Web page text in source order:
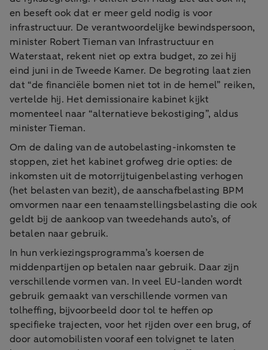
en beseft ook dat er meer geld nodig is voor
infrastructuur. De verantwoordelijke bewindspersoon,
minister Robert Tieman van Infrastructuur en
Waterstaat, rekent niet op extra budget, zo zei hij
eind juni in de Tweede Kamer. De begroting laat zien
dat “de financiële bomen niet tot in de hemel” reiken,
vertelde hij. Het demissionaire kabinet kijkt
momenteel naar “alternatieve bekostiging”, aldus
minister Tieman.
Om de daling van de autobelasting-inkomsten te
stoppen, ziet het kabinet grofweg drie opties: de
inkomsten uit de motorrijtuigenbelasting verhogen
(het belasten van bezit), de aanschafbelasting BPM
omvormen naar een tenaamstellingsbelasting die ook
geldt bij de aankoop van tweedehands auto’s, of
betalen naar gebruik.
In hun verkiezingsprogramma’s koersen de
middenpartijen op betalen naar gebruik. Daar zijn
verschillende vormen van. In veel EU-landen wordt
gebruik gemaakt van verschillende vormen van
tolheffing, bijvoorbeeld door tol te heffen op
specifieke trajecten, voor het rijden over een brug, of
door automobilisten vooraf een tolvignet te laten